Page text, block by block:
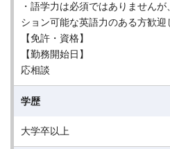
・語学力は必須ではありません
ション可能な英語力のある方歓迎
【免許・資格】
【勤務開始日】
応相談
学歴
大学卒以上